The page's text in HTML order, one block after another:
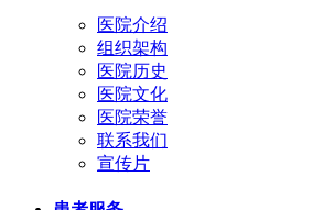
医院介绍
组织架构
医院历史
医院文化
医院荣誉
联系我们
宣传片